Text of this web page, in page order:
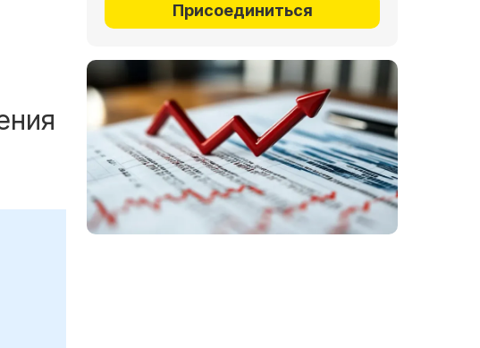
Присоединиться